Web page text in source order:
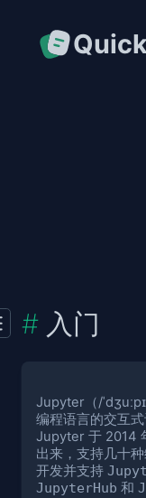
入门
Jupyter（/
编程语言的交互
Jupyter 于 2014
出来，支持几十
开发并支持
JupyterHub 和